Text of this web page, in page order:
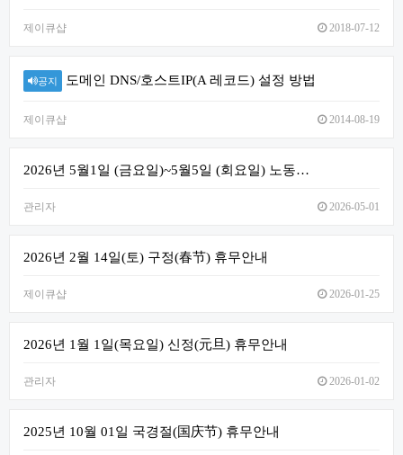
제이큐샵 2018-07-12
공지 도메인 DNS/호스트IP(A 레코드) 설정 방법
제이큐샵 2014-08-19
2026년 5월1일 (금요일)~5월5일 (회요일) 노동…
관리자 2026-05-01
2026년 2월 14일(토) 구정(春节) 휴무안내
제이큐샵 2026-01-25
2026년 1월 1일(목요일) 신정(元旦) 휴무안내
관리자 2026-01-02
2025년 10월 01일 국경절(国庆节) 휴무안내